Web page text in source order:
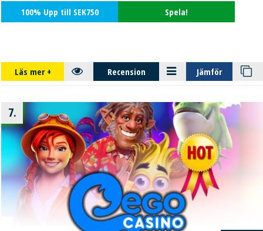
100% Upp till SEK750 Spela!
Läs mer+ Recension Jämför
7.